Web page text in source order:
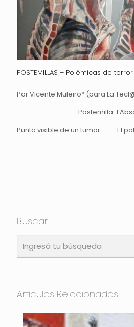
POSTEMILLAS – Polémicas de
Por Vicente Muleiro*
Postemilla. 1.Absceso
Punta visible de un tumor. El
Buscar
Artículos Relacionados